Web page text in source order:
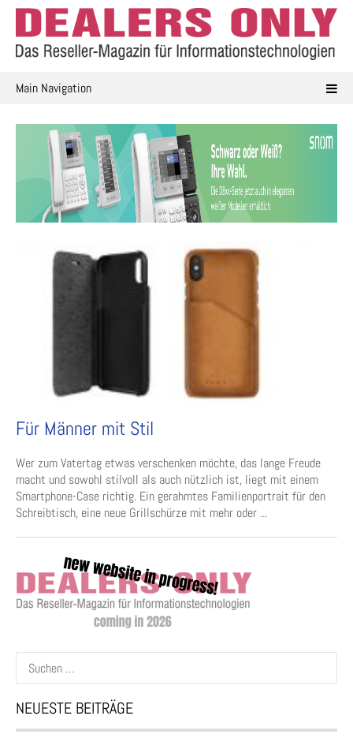
Skip
content
Main Navigation
Für Männer mit Stil
Wer zum Vatertag etwas verschenken möchte, das lange Freude
macht und sowohl stilvoll als auch nützlich ist, liegt mit einem
Smartphone-Case richtig. Ein gerahmtes Familienportrait für den
Schreibtisch, eine neue Grillschürze mit mehr oder ...
Suchen
nach:
NEUESTE BEITRÄGE